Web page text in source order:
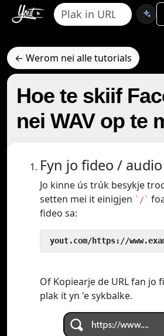
← Werom nei alle tutorials
Hoe te skiif
nei WAV op te
Fyn jo fideo / audio
Jo kinne ús trúk besykje
setten mei it einigjen `/`
fideo sa:
yout.com/https://
Of Kopiearje de URL fan jo
plak it yn 'e sykbalke.